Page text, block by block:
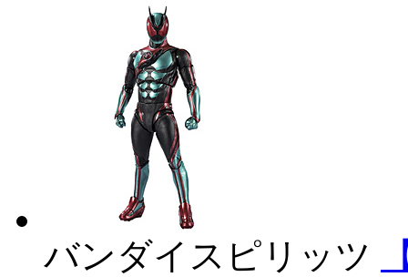
バンダイスピリッツ